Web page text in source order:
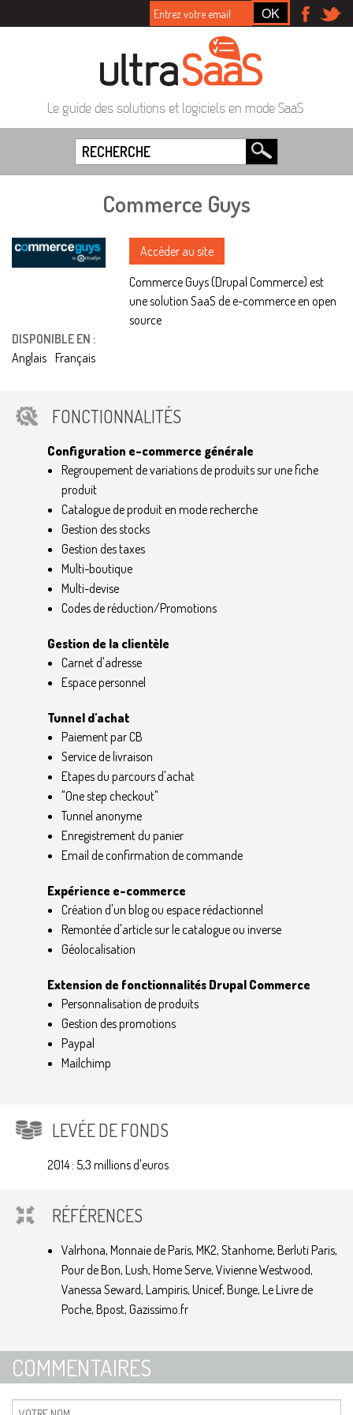
Le guide des solutions et logiciels en mode SaaS
Commerce Guys
Accéder au site
Commerce Guys (Drupal Commerce) est
une solution SaaS de e-commerce en open
source
DISPONIBLE EN :
Anglais Français
FONCTIONNALITÉS
Configuration e-commerce générale
Regroupement de variations de produits sur une fiche
produit
Catalogue de produit en mode recherche
Gestion des stocks
Gestion des taxes
Multi-boutique
Multi-devise
Codes de réduction/Promotions
Gestion de la clientèle
Carnet d'adresse
Espace personnel
Tunnel d'achat
Paiement par CB
Service de livraison
Etapes du parcours d'achat
"One step checkout"
Tunnel anonyme
Enregistrement du panier
Email de confirmation de commande
Expérience e-commerce
Création d'un blog ou espace rédactionnel
Remontée d'article sur le catalogue ou inverse
Géolocalisation
Extension de fonctionnalités Drupal Commerce
Personnalisation de produits
Gestion des promotions
Paypal
Mailchimp
LEVÉE DE FONDS
2014 : 5,3 millions d'euros
RÉFÉRENCES
Valrhona, Monnaie de Paris, MK2, Stanhome, Berluti Paris,
Pour de Bon, Lush, Home Serve, Vivienne Westwood,
Vanessa Seward, Lampiris, Unicef, Bunge, Le Livre de
Poche, Bpost, Gazissimo.fr
COMMENTAIRES